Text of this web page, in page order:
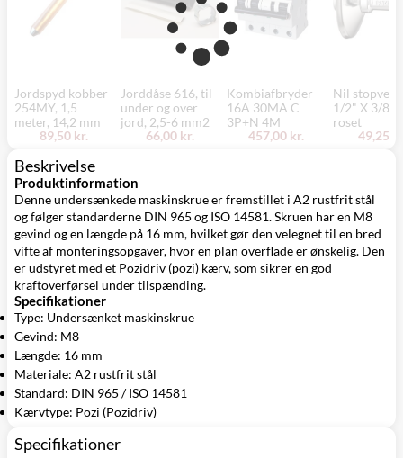
Jordspyd kobber
254MY, 1,5
meter, 14,2 mm
89,50 kr.
Jorddåse 616, til
under og over
jord, 2,5-6 mm2
66,00 kr.
Kombiafbryder
16A 30MA C
3P+N 4M
457,00 kr.
Nil
1/2" X 3/8"
roset
49,25
Beskrivelse
Produktinformation
Denne undersænkede maskinskrue er fremstillet i A2 rustfrit stål
og følger standarderne DIN 965 og ISO 14581. Skruen har en M8
gevind og en længde på 16 mm, hvilket gør den velegnet til en bred
vifte af monteringsopgaver, hvor en plan overflade er ønskelig. Den
er udstyret med et Pozidriv (pozi) kærv, som sikrer en god
kraftoverførsel under tilspænding.
Specifikationer
Type: Undersænket maskinskrue
Gevind: M8
Længde: 16 mm
Materiale: A2 rustfrit stål
Standard: DIN 965 / ISO 14581
Kærvtype: Pozi (Pozidriv)
Specifikationer